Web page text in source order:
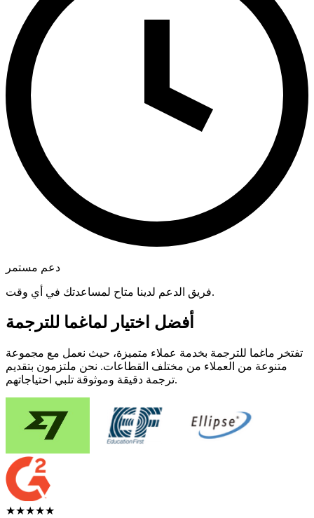
دعم مستمر
فريق الدعم لدينا متاح لمساعدتك في أي وقت.
أفضل اختيار لماغما للترجمة
تفتخر ماغما للترجمة بخدمة عملاء متميزة، حيث نعمل مع مجموعة
متنوعة من العملاء من مختلف القطاعات. نحن ملتزمون بتقديم
ترجمة دقيقة وموثوقة تلبي احتياجاتهم.
★★★★★